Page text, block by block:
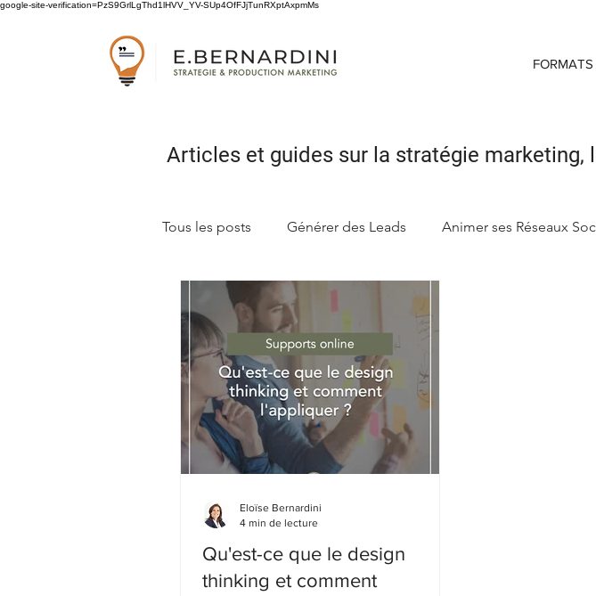
google-site-verification=PzS9GrlLgThd1lHVV_YV-SUp4OfFJjTunRXptAxpmMs
Articles et guides surla stratégie marketing,
Tous les posts Générer des Leads Animer ses Réseaux
Concevoir sa stratégie marketing
Qu'est-ce que le design
thinking et comment
Eloïse Bernardini
4 min de lecture